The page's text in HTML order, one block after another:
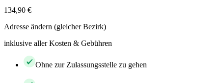
134,90 €
Adresse ändern (gleicher Bezirk)
inklusive aller Kosten & Gebühren
Ohne zur Zulassungsstelle zu gehen